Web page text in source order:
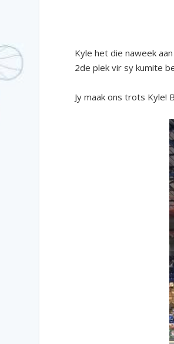
Kyle het die naweek
2de plek vir sy kumite
Jy maak ons trots Kyle!